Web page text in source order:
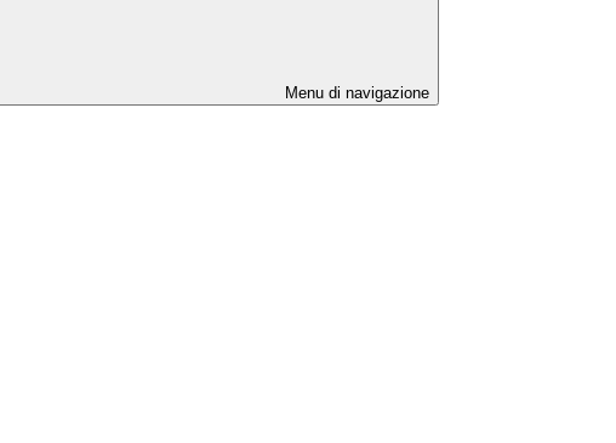
Menu di navigazione